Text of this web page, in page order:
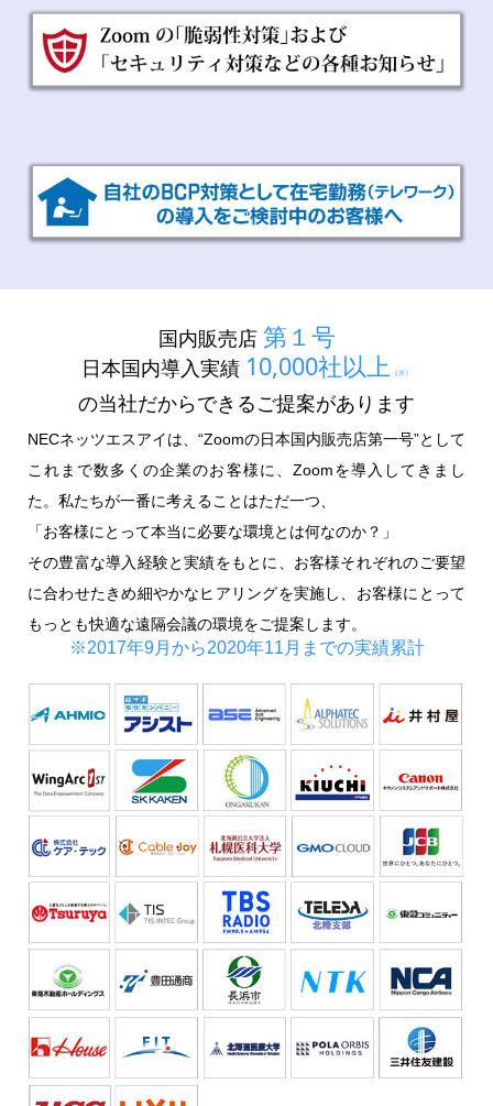
国内販売店 第１号
日本国内導入実績 10,000社以上 （※）
の当社だからできるご提案があります
NECネッツエスアイは、“Zoomの日本国内販売店第一号”として
これまで数多くの企業のお客様に、Zoomを導入してきまし
た。私たちが一番に考えることはただ一つ、
「お客様にとって本当に必要な環境とは何なのか？」
その豊富な導入経験と実績をもとに、お客様それぞれのご要望
に合わせたきめ細やかなヒアリングを実施し、お客様にとって
もっとも快適な遠隔会議の環境をご提案します。
※2017年9月から2020年11月までの実績累計